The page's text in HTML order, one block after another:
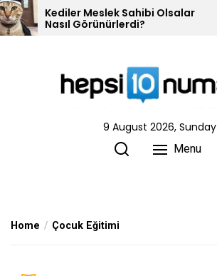
Skip
to
10 Kızılderili Kabilesi
9 August 2026, Sunday
Menu
Home Çocuk Eğitimi